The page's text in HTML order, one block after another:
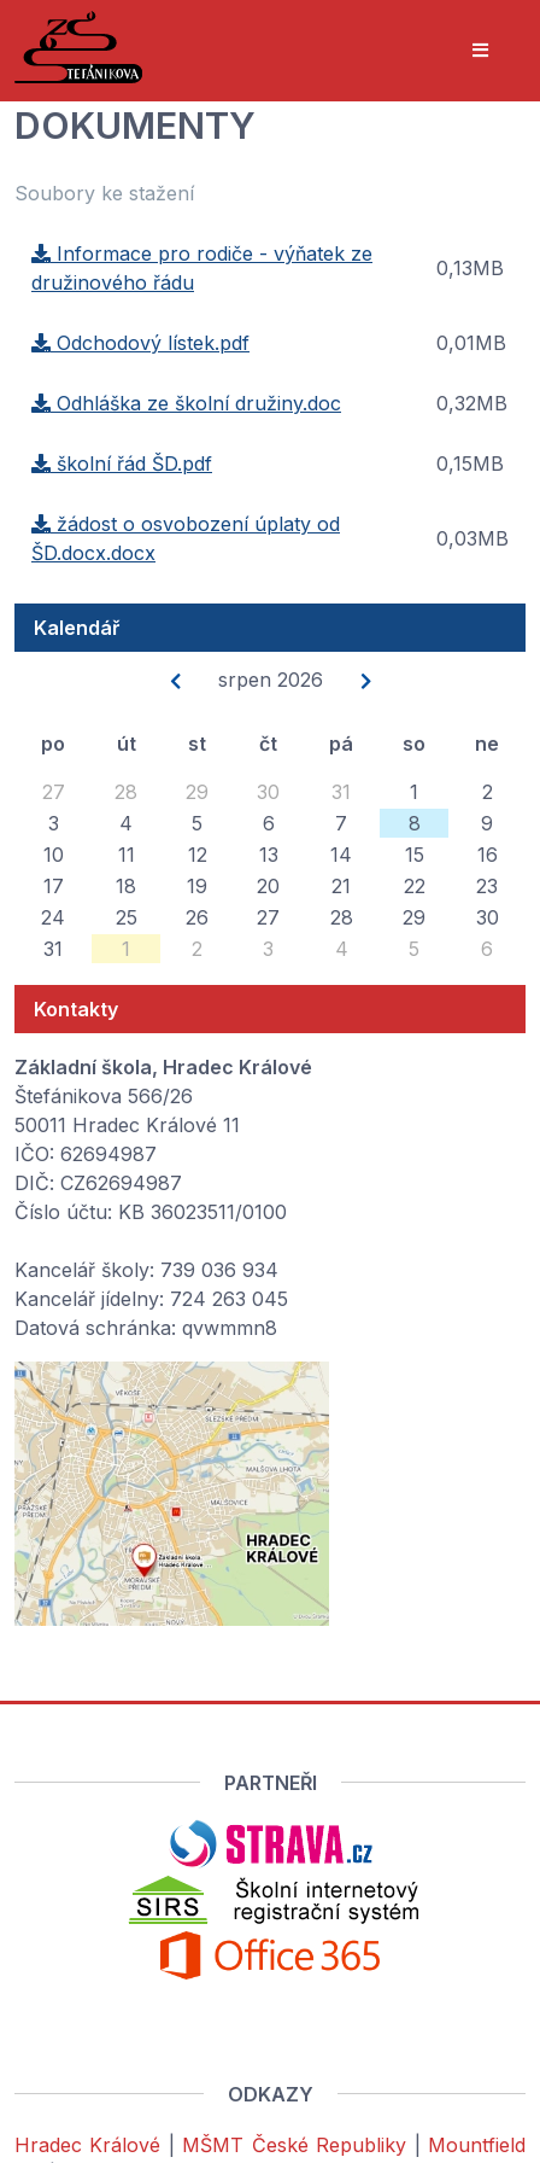
DOKUMENTY
Soubory ke stažení
Informace pro rodiče - výňatek ze
družinového řádu
0,13MB
Odchodový lístek.pdf 0,01MB
Odhláška ze školní družiny.doc 0,32MB
školní řád ŠD.pdf 0,15MB
žádost o osvobození úplaty od
ŠD.docx.docx
0,03MB
Kalendář
srpen 2026
po út st čt pá so
ne
27
28 29 30 31 1
2
3
4 5 6 7 8
9
10
11 12 13 14 15
16
17
18 19 20 21 22
23
24
25 26 27 28 29
30
31
1 2 3 4 5 6
Kontakty
Základní škola, Hradec Králové
Štefánikova 566/26
50011 Hradec Králové 11
IČO: 62694987
DIČ: CZ62694987
Číslo účtu: KB 36023511/0100
Kancelář školy: 739 036 934
Kancelář jídelny: 724 263 045
Datová schránka: qvwmmn8
PARTNEŘI
ODKAZY
Hradec Králové MŠMT České Republiky
Mountfield